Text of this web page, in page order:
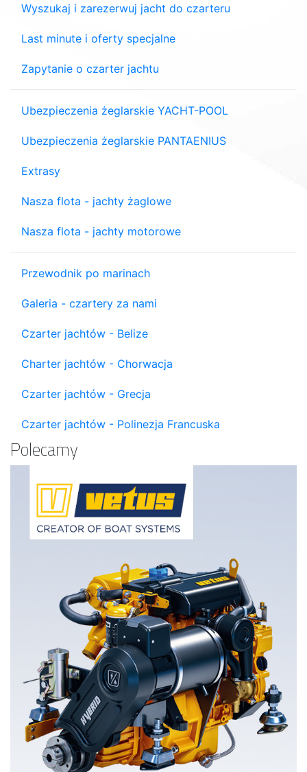
Wyszukaj i zarezerwuj jacht do czarteru
Last minute i oferty specjalne
Zapytanie o czarter jachtu
Ubezpieczenia żeglarskie YACHT-POOL
Ubezpieczenia żeglarskie PANTAENIUS
Extrasy
Nasza flota - jachty żaglowe
Nasza flota - jachty motorowe
Przewodnik po marinach
Galeria - czartery za nami
Czarter jachtów - Belize
Charter jachtów - Chorwacja
Czarter jachtów - Grecja
Czarter jachtów - Polinezja Francuska
Polecamy